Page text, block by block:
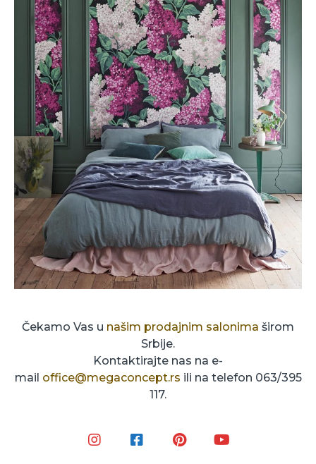
Čekamo Vas u našim prodajnim salonima širom
Srbije.
Kontaktirajte nas na e-
mail office@megaconcept.rs ili na telefon 063/395
117.